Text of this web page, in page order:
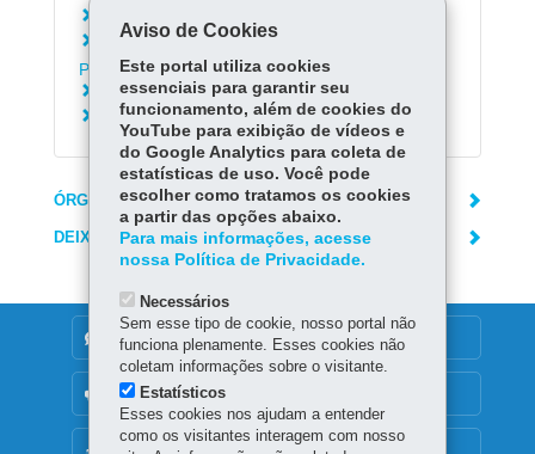
Receber orientações sobre direitos autorais
Paraná
Conhecer o jornal Cândido
Conhecer a revista Helena
ÓRGÃO RESPONSÁVEL
DEIXE SUA OPINIÃO
MAPA DO SITE
DENUNCIE CORRUPÇÃO
OUVIDORIA
Aviso de Cookies
Este portal utiliza cookies
essenciais para garantir seu
funcionamento, além de cookies do
YouTube para exibição de vídeos e
do Google Analytics para coleta de
estatísticas de uso. Você pode
escolher como tratamos os cookies
a partir das opções abaixo.
Para mais informações, acesse
nossa Política de Privacidade.
Necessários
Sem esse tipo de cookie, nosso portal não
funciona plenamente. Esses cookies não
coletam informações sobre o visitante.
Estatísticos
Esses cookies nos ajudam a entender
como os visitantes interagem com nosso